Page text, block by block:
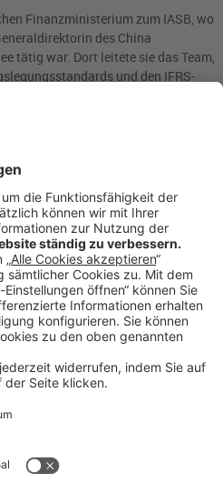
Finanzministerium zum IASB, wo
des China
tätig war. Dort leitete sie das Team,
und den IFRS-
befasst und technische
wird zugleich angekündigt,
die Anzahl der Mitglieder
Schwestergremiums, des
Board (ISSB), bis Ende 2028
Mitglieder begrenzen werden.